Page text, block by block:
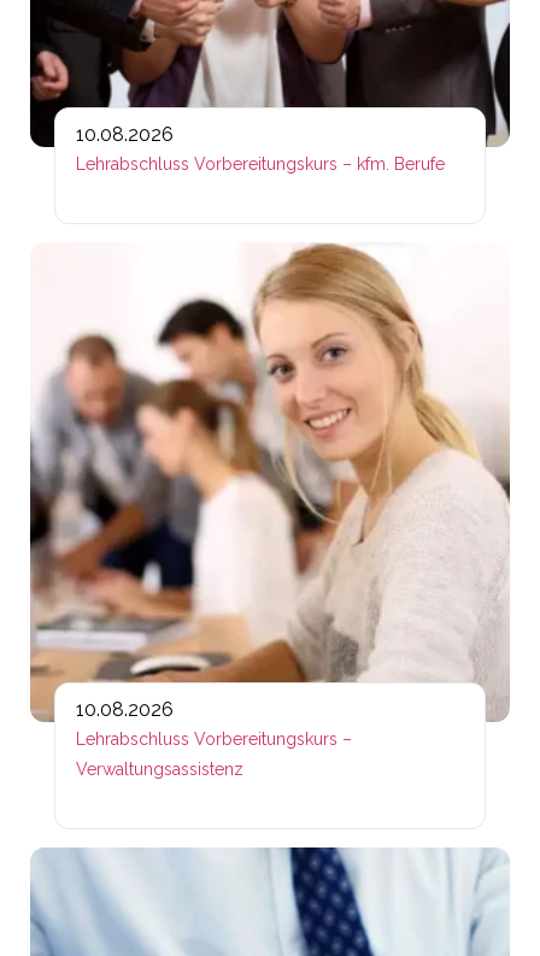
10.08.2026
Lehrabschluss Vorbereitungskurs – kfm. Berufe
10.08.2026
Lehrabschluss Vorbereitungskurs –
Verwaltungsassistenz